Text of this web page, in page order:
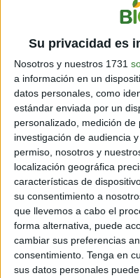
Su privacidad es
Nosotros y nuestros 1731
a información en un
datos personales, como
estándar enviada por un
personalizado, medición de
investigación de audiencia
permiso, nosotros y
localización geográfica
características de
su consentimiento a
que llevemos a cabo el
forma alternativa, puede
cambiar sus preferencias
consentimiento. Tenga en
sus datos personales
Nota: antes de
medidas de tu silla,
a intervalos regulares
para saber dónde
acabado prolijo.